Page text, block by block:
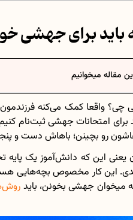
فرمول حجم اشکال هندسی در
برنامه‌ ریزی درسی هفتم
عادات افراد موفق
برنامه‌ ریزی درسی هشتم
چگونه برنامه‌ ریزی درسی کنیم؟
دانلود رایگان نمونه سوالات
مقاله میخوانیم
چی؟ واقعا کمک می‌کنه
برای امتحانات جهشی ثبت‌نام
رو بچینن؛ باهاش دست و
این که دانش‌آموز یک پایه
این کار مخصوص بچه‌هایی
میخوان جهشی بخونن، باید